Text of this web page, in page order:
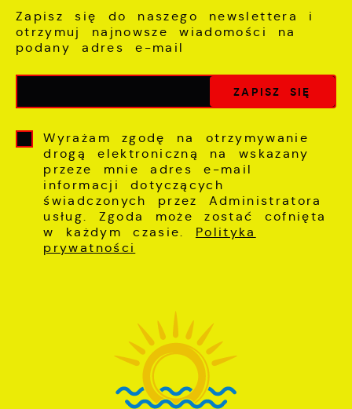
Zapisz się do naszego newslettera i
otrzymuj najnowsze wiadomości na
podany adres e-mail
Wyrażam zgodę na otrzymywanie
drogą elektroniczną na wskazany
przeze mnie adres e-mail
informacji dotyczących
świadczonych przez Administratora
usług. Zgoda może zostać cofnięta
w każdym czasie. Polityka
prywatności